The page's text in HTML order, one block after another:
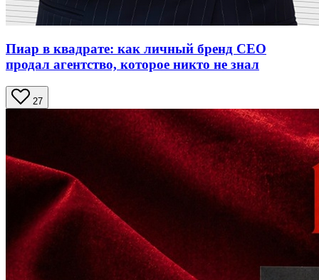
Пиар в квадрате: как личный бренд CEO
продал агентство, которое никто не знал
27